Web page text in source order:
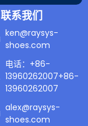
联系我们
ken@raysys-
shoes.com
电话：+86-
13960262007+86-
13960262007
alex@raysys-
shoes.com